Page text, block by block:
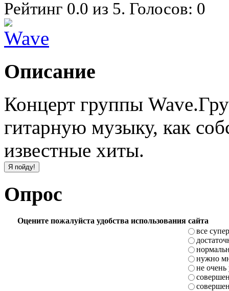
Рейтинг 0.0 из 5. Голосов: 0
Описание
Концерт группы
гитарную музыку, как
известные хиты.
Опрос
Оцените пожалуйста удобства использования сайта
все супер
нужно
не очень